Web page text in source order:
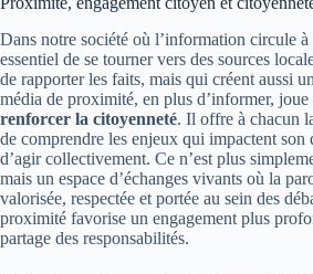
Dans notre société où l’information circule
essentiel de se tourner vers des sources
de rapporter les faits, mais qui créent aussi
média de proximité, en plus d’informer,
renforcer la citoyenneté. Il offre à chacun
de comprendre les enjeux qui impactent son
d’agir collectivement. Ce n’est plus
mais un espace d’échanges vivants où la
valorisée, respectée et portée au sein des
proximité favorise un engagement plus
partage des responsabilités.